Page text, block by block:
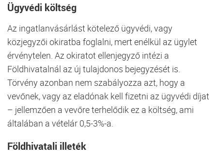
Ügyvédi költség
Az ingatlanvásárlást kötelező ügyvédi, vagy
közjegyzői okiratba foglalni, mert enélkül az ügylet
érvénytelen. Az okiratot ellenjegyző intézi a
Földhivatalnál az új tulajdonos bejegyzését is.
Törvény azonban nem szabályozza azt, hogy a
vevőnek, vagy az eladónak kell fizetni az ügyvédi díjat
– jellemzően a vevőre terhelődik ez a költség, ami
általában a vételár 0,5-3%-a.
Földhivatali illeték